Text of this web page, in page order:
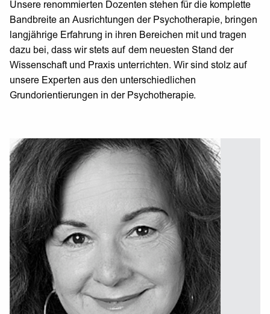
Unsere renommierten Dozenten stehen für die komplette
Bandbreite an Ausrichtungen der Psychotherapie, bringen
langjährige Erfahrung in ihren Bereichen mit und tragen
dazu bei, dass wir stets auf dem neuesten Stand der
Wissenschaft und Praxis unterrichten. Wir sind stolz auf
unsere Experten aus den unterschiedlichen
Grundorientierungen in der Psychotherapie.